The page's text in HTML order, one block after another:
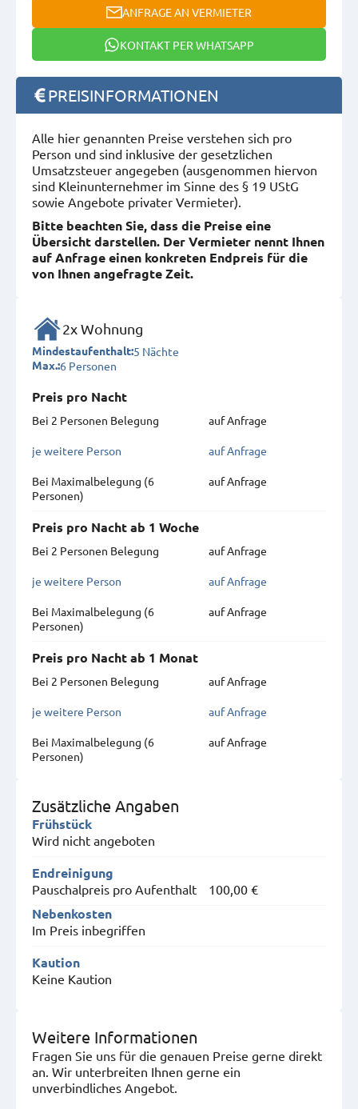
ANFRAGE AN VERMIETER
KONTAKT PER WHATSAPP
PREISINFORMATIONEN
Alle hier genannten Preise verstehen sich pro
Person und sind inklusive der gesetzlichen
Umsatzsteuer angegeben (ausgenommen hiervon
sind Kleinunternehmer im Sinne des § 19 UStG
sowie Angebote privater Vermieter).
Bitte beachten Sie, dass die Preise eine
Übersicht darstellen. Der Vermieter nennt Ihnen
auf Anfrage einen konkreten Endpreis für die
von Ihnen angefragte Zeit.
2x Wohnung
Mindestaufenthalt:5 Nächte
Max.:6 Personen
Preis pro Nacht
Bei 2 Personen Belegung
auf Anfrage
je weitere Person auf Anfrage
Bei Maximal­belegung (6
Personen)
auf Anfrage
Preis pro Nacht ab 1 Woche
Bei 2 Personen Belegung
auf Anfrage
je weitere Person auf Anfrage
Bei Maximal­belegung (6
Personen)
auf Anfrage
Preis pro Nacht ab 1 Monat
Bei 2 Personen Belegung
auf Anfrage
je weitere Person auf Anfrage
Bei Maximal­belegung (6
Personen)
auf Anfrage
Zusätzliche Angaben
Frühstück
Wird nicht angeboten
Endreinigung
Pauschalpreis pro Aufenthalt 100,00 €
Nebenkosten
Im Preis inbegriffen
Kaution
Keine Kaution
Weitere Informationen
Fragen Sie uns für die genauen Preise gerne direkt
an. Wir unterbreiten Ihnen gerne ein
unverbindliches Angebot.